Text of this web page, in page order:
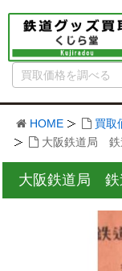
HOME 買取
大阪鉄道局 鉄
大阪鉄道局 鉄